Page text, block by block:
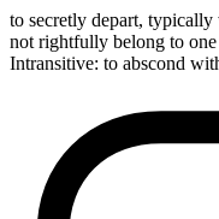
to secretly depart,
not rightfully belong to one
Intransitive: to abscond